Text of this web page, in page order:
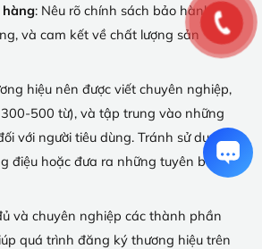
hàng: Nêu rõ chính sách bảo hành,
và cam kết về chất lượng sản
hiệu nên được viết chuyên nghiệp,
500 từ), và tập trung vào những
với người tiêu dùng. Tránh sử dụng
điệu hoặc đưa ra những tuyên bố
và chuyên nghiệp các thành phần
quá trình đăng ký thương hiệu trên